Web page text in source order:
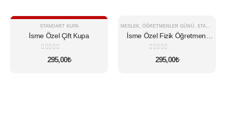
Seçenekleri Göster
STANDART KUPA
İsme Özel Çift Kupa
5 üzerinden
295,00₺
MESLEK, ÖĞRETMENLER GÜNÜ , STANDART KUPA
İsme Özel Fizik Öğretmeni
Kupa
5 üzerinden
295,00₺